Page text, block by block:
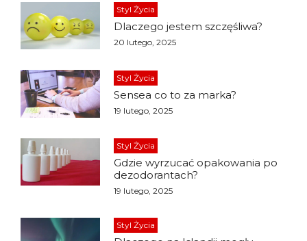
Styl Życia
Dlaczego jestem szczęśliwa?
20 lutego, 2025
Styl Życia
Sensea co to za marka?
19 lutego, 2025
Styl Życia
Gdzie wyrzucać opakowania po
dezodorantach?
19 lutego, 2025
Styl Życia